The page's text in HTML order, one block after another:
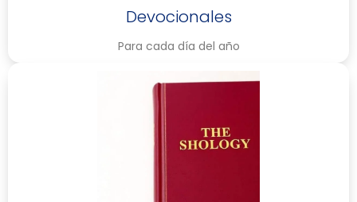
Devocionales
Para cada día del año